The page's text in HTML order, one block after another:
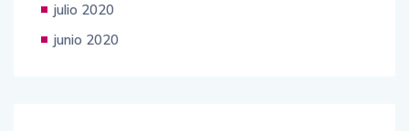
julio 2020
junio 2020